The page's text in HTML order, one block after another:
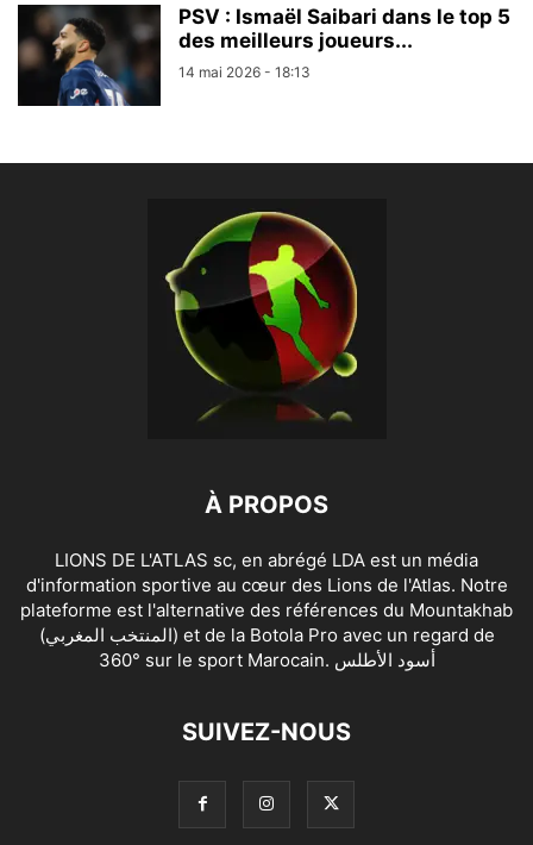
PSV : Ismaël Saibari dans le top 5
des meilleurs joueurs...
14 mai 2026 - 18:13
À PROPOS
LIONS DE L'ATLAS sc, en abrégé LDA est un média
d'information sportive au cœur des Lions de l'Atlas. Notre
plateforme est l'alternative des références du Mountakhab
(المنتخب المغربي) et de la Botola Pro avec un regard de
360° sur le sport Marocain. أسود الأطلس
SUIVEZ-NOUS